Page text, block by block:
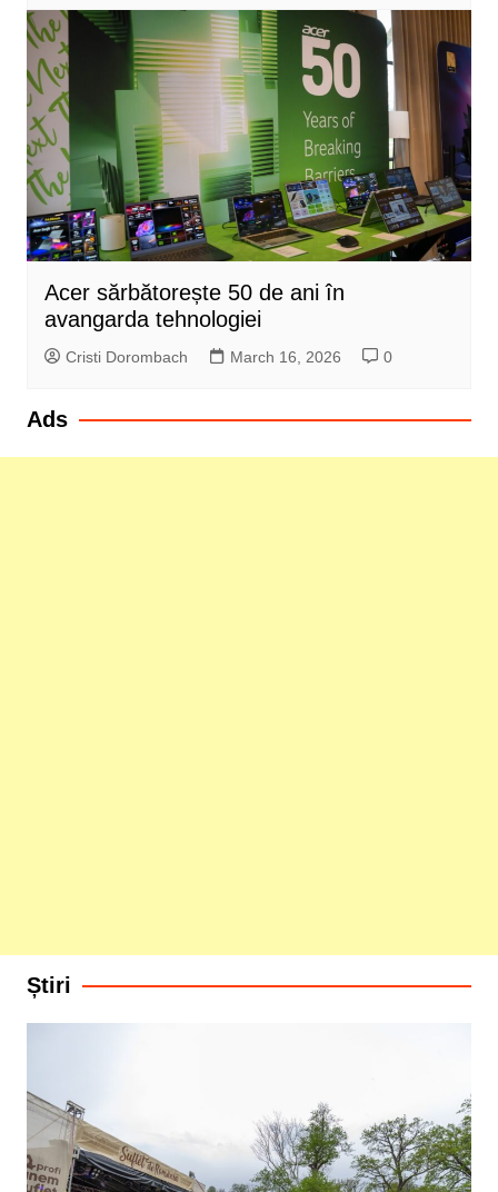
Acer sărbătorește 50 de ani în
avangarda tehnologiei
Cristi Dorombach March 16, 2026 0
Ads
Știri